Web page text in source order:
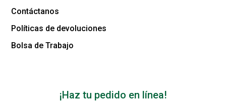
Contáctanos
Políticas de devoluciones
Bolsa de Trabajo
¡Haz tu pedido en línea!